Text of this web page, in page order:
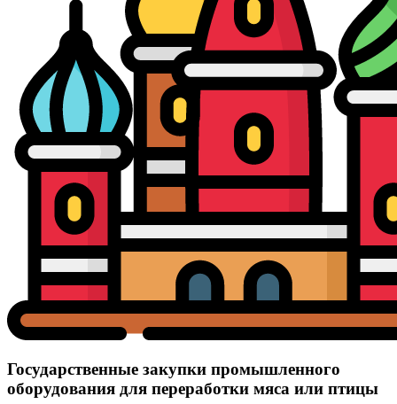
Государственные закупки промышленного
оборудования для переработки мяса или птицы